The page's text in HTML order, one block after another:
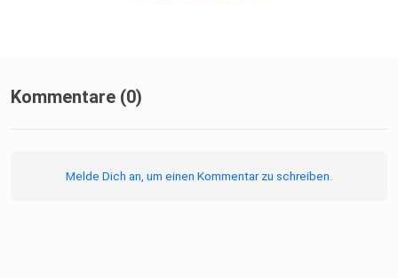
Kommentare (0)
Melde Dich an, um einen Kommentar zu schreiben.